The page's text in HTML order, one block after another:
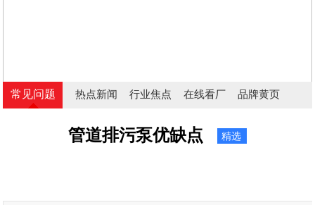
常见问题 热点新闻 行业焦点 在线看厂 品牌黄页
管道排污泵优缺点 精选